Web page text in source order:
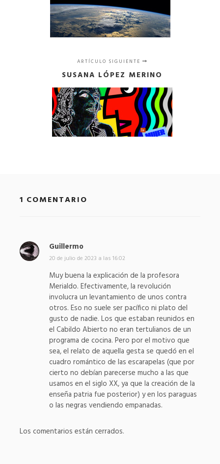
ARTÍCULO SIGUIENTE
SUSANA LÓPEZ MERINO
1 COMENTARIO
Guillermo
i
e
:
20 de julio de 2023 a las 16:02
Muy buena la explicación de la profesora
Merialdo. Efectivamente, la revolución
involucra un levantamiento de unos contra
otros. Eso no suele ser pacífico ni plato del
gusto de nadie. Los que estaban reunidos en
el Cabildo Abierto no eran tertulianos de un
programa de cocina. Pero por el motivo que
sea, el relato de aquella gesta se quedó en el
cuadro romántico de las escarapelas (que por
cierto no debían parecerse mucho a las que
usamos en el siglo XX, ya que la creación de la
enseña patria fue posterior) y en los paraguas
o las negras vendiendo empanadas.
Los comentarios están cerrados.